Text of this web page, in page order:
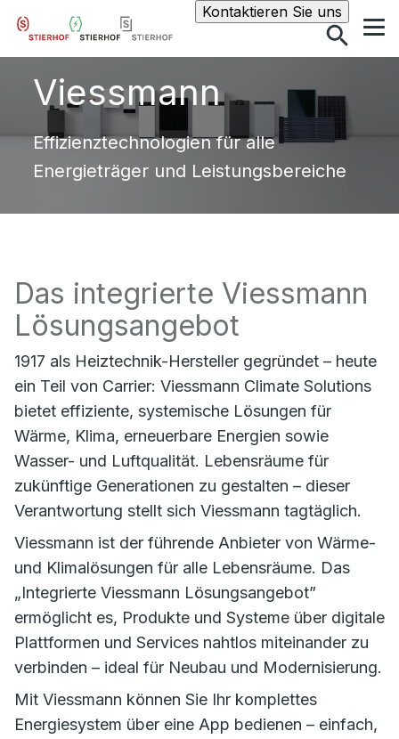
Kontaktieren Sie unsSuche
Viessmann
Effizienztechnologien für alle
Energieträger und Leistungsbereiche
Das integrierte Viessmann
Lösungsangebot
1917 als Heiztechnik-Hersteller gegründet – heute
ein Teil von Carrier: Viessmann Climate Solutions
bietet effiziente, systemische Lösungen für
Wärme, Klima, erneuerbare Energien sowie
Wasser- und Luftqualität. Lebensräume für
zukünftige Generationen zu gestalten – dieser
Verantwortung stellt sich Viessmann tagtäglich.
Viessmann ist der führende Anbieter von Wärme-
und Klimalösungen für alle Lebensräume. Das
„Integrierte Viessmann Lösungsangebot”
ermöglicht es, Produkte und Systeme über digitale
Plattformen und Services nahtlos miteinander zu
verbinden – ideal für Neubau und Modernisierung.
Mit Viessmann können Sie Ihr komplettes
Energiesystem über eine App bedienen – einfach,